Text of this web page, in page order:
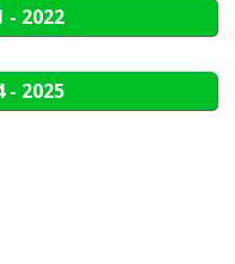
- 2022
- 2025